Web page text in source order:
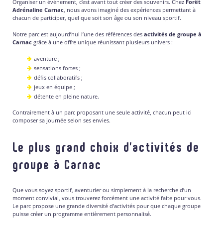
Organiser un événement, c’est avant tout créer des souvenirs. Chez Forêt
Adrénaline Carnac , nous avons imaginé des expériences permettant à
chacun de participer, quel que soit son âge ou son niveau sportif.
Notre parc est aujourd’hui l’une des références des activités de groupe à
Carnac grâce à une offre unique réunissant plusieurs univers :
aventure ;
sensations fortes ;
défis collaboratifs ;
jeux en équipe ;
détente en pleine nature.
Contrairement à un parc proposant une seule activité, chacun peut ici
composer sa journée selon ses envies.
Le plus grand choix d’activités de
groupe à Carnac
Que vous soyez sportif, aventurier ou simplement à la recherche d’un
moment convivial, vous trouverez forcément une activité faite pour vous.
Le parc propose une grande diversité d’activités pour que chaque groupe
puisse créer un programme entièrement personnalisé.